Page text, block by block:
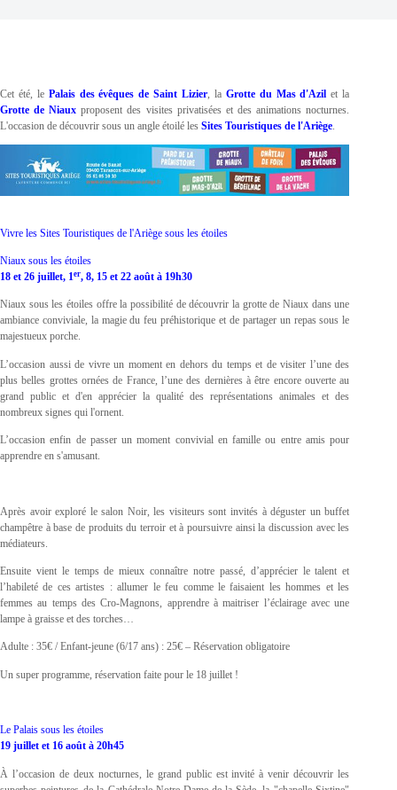
Cet été, le Palais des évêques de Saint Lizier, la Grotte du Mas d'Azil et la
Grotte de Niaux proposent des visites privatisées et des animations nocturnes.
L'occasion de découvrir sous un angle étoilé les Sites Touristiques de l'Ariège.
Vivre les Sites Touristiques de l'Ariège sous les étoiles
Niaux sous les étoiles
18 et 26 juillet, 1er, 8, 15 et 22 août à 19h30
Niaux sous les étoiles offre la possibilité de découvrir la grotte de Niaux dans une
ambiance conviviale, la magie du feu préhistorique et de partager un repas sous le
majestueux porche.
L’occasion aussi de vivre un moment en dehors du temps et de visiter l’une des
plus belles grottes ornées de France, l’une des dernières à être encore ouverte au
grand public et d'en apprécier la qualité des représentations animales et des
nombreux signes qui l'ornent.
L’occasion enfin de passer un moment convivial en famille ou entre amis pour
apprendre en s'amusant.
Après avoir exploré le salon Noir, les visiteurs sont invités à déguster un buffet
champêtre à base de produits du terroir et à poursuivre ainsi la discussion avec les
médiateurs.
Ensuite vient le temps de mieux connaître notre passé, d’apprécier le talent et
l’habileté de ces artistes : allumer le feu comme le faisaient les hommes et les
femmes au temps des Cro-Magnons, apprendre à maitriser l’éclairage avec une
lampe à graisse et des torches…
Adulte : 35€ / Enfant-jeune (6/17 ans) : 25€ – Réservation obligatoire
Un super programme, réservation faite pour le 18 juillet !
Le Palais sous les étoiles
19 juillet et 16 août à 20h45
À l’occasion de deux nocturnes, le grand public est invité à venir découvrir les